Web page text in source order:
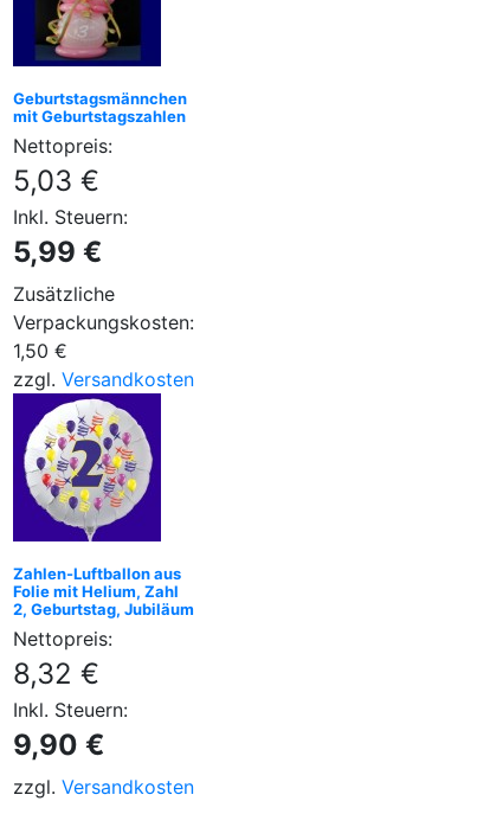
Geburtstagsmännchen
mit Geburtstagszahlen
Nettopreis:
5,03 €
Inkl. Steuern:
5,99 €
Zusätzliche
Verpackungskosten:
1,50 €
zzgl. Versandkosten
Zahlen-Luftballon aus
Folie mit Helium, Zahl
2, Geburtstag, Jubiläum
Nettopreis:
8,32 €
Inkl. Steuern:
9,90 €
zzgl. Versandkosten